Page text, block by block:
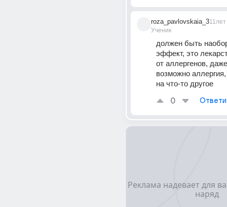
roza_pavlovskaia_3
Ученик
11лет
должен быть
эффект, это
от аллергенов,
возможно
на что-то другое
0